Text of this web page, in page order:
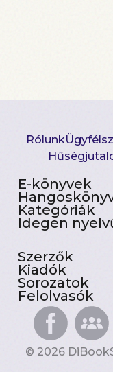
Rólunk
E-könyvek
Kategóriák
Idegen
Szerzők
Kiadók
Sorozatok
Felolvasók
© 2026